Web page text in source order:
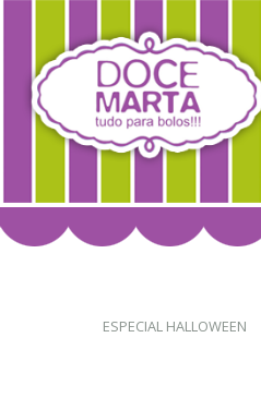
ESPECIAL HALLOWEEN